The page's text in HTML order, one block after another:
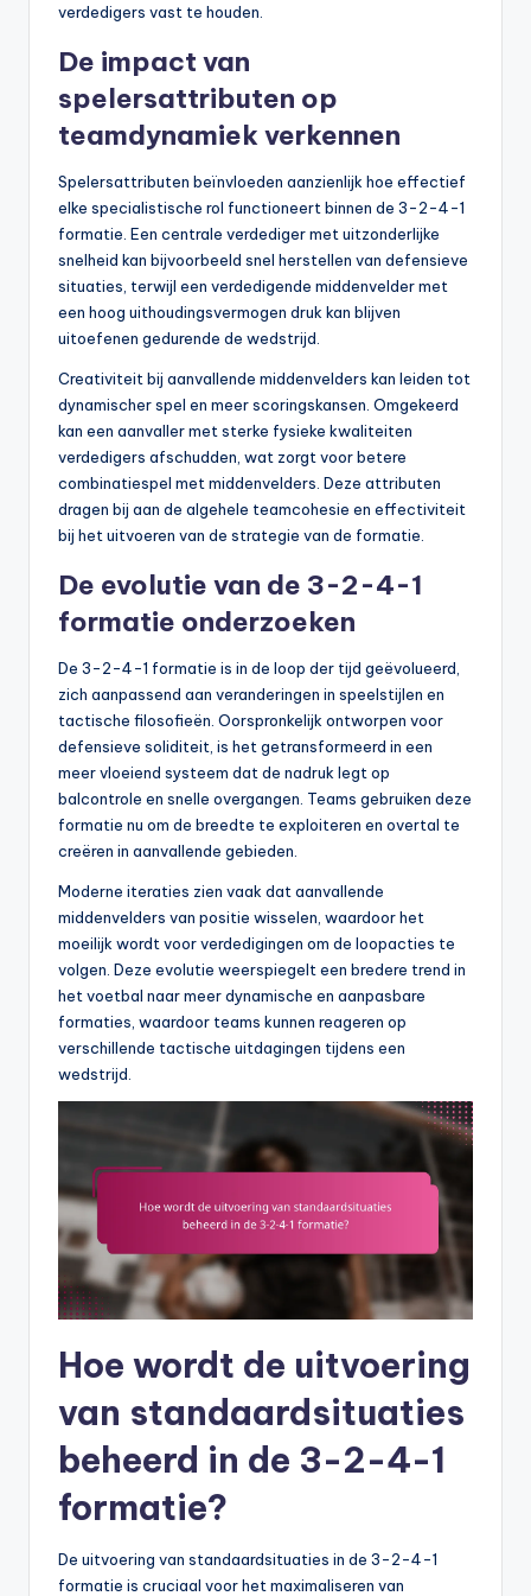
verdedigers vast te houden.
De impact van
spelersattributen op
teamdynamiek verkennen
Spelersattributen beïnvloeden aanzienlijk hoe effectief
elke specialistische rol functioneert binnen de 3-2-4-1
formatie. Een centrale verdediger met uitzonderlijke
snelheid kan bijvoorbeeld snel herstellen van defensieve
situaties, terwijl een verdedigende middenvelder met
een hoog uithoudingsvermogen druk kan blijven
uitoefenen gedurende de wedstrijd.
Creativiteit bij aanvallende middenvelders kan leiden tot
dynamischer spel en meer scoringskansen. Omgekeerd
kan een aanvaller met sterke fysieke kwaliteiten
verdedigers afschudden, wat zorgt voor betere
combinatiespel met middenvelders. Deze attributen
dragen bij aan de algehele teamcohesie en effectiviteit
bij het uitvoeren van de strategie van de formatie.
De evolutie van de 3-2-4-1
formatie onderzoeken
De 3-2-4-1 formatie is in de loop der tijd geëvolueerd,
zich aanpassend aan veranderingen in speelstijlen en
tactische filosofieën. Oorspronkelijk ontworpen voor
defensieve soliditeit, is het getransformeerd in een
meer vloeiend systeem dat de nadruk legt op
balcontrole en snelle overgangen. Teams gebruiken deze
formatie nu om de breedte te exploiteren en overtal te
creëren in aanvallende gebieden.
Moderne iteraties zien vaak dat aanvallende
middenvelders van positie wisselen, waardoor het
moeilijk wordt voor verdedigingen om de loopacties te
volgen. Deze evolutie weerspiegelt een bredere trend in
het voetbal naar meer dynamische en aanpasbare
formaties, waardoor teams kunnen reageren op
verschillende tactische uitdagingen tijdens een
wedstrijd.
Hoe wordt de uitvoering
van standaardsituaties
beheerd in de 3-2-4-1
formatie?
De uitvoering van standaardsituaties in de 3-2-4-1
formatie is cruciaal voor het maximaliseren van